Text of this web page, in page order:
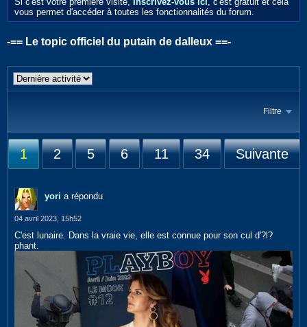
vous permet d'accéder à toutes les fonctionnalités du forum.
-== Le topic officiel du putain de dalleux ==-
Filtre
1 2 5 6 11 34 Suivante
yori a répondu
04 avril 2023, 15h52
C'est lunaire. Dans la vraie vie, elle est connue pour son cul d'?l?
phant.